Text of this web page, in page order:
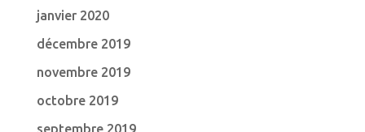
janvier 2020
décembre 2019
novembre 2019
octobre 2019
septembre 2019